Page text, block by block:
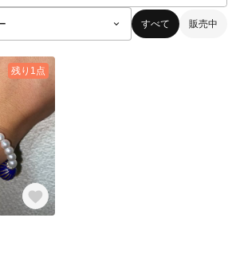
すべて 販売中
残り1点